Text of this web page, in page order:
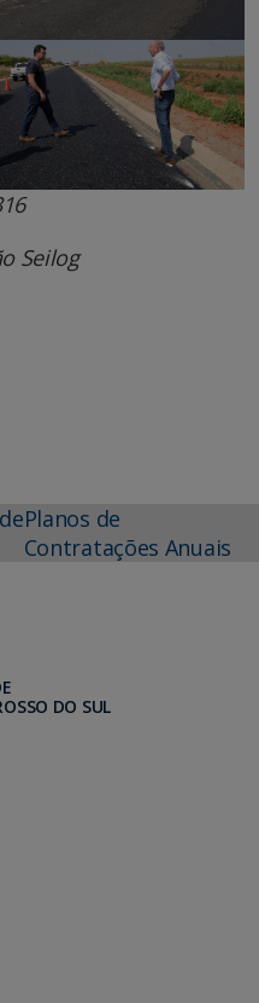
Seilog
Planos de
Contratações Anuais
DO SUL